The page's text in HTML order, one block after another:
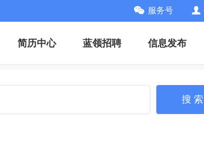
服务号
简历中心 蓝领招聘 信息发布
搜 索